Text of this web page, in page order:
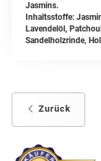
Jasmins.
Inhaltsstoffe:
Lavendelöl,
Sandelholzrinde,
Zurück